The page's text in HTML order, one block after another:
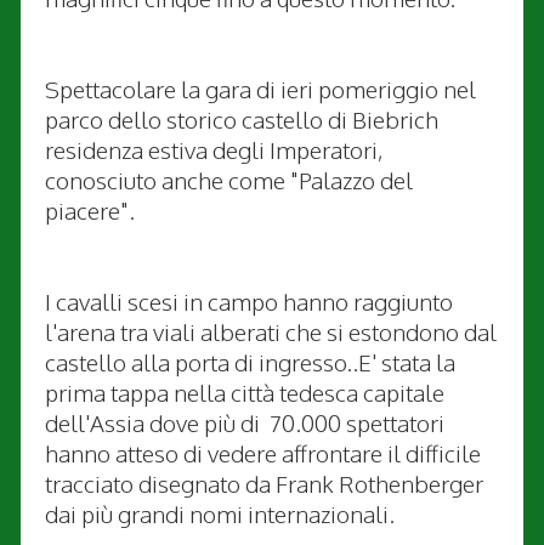
Spettacolare la gara di ieri pomeriggio nel
parco dello storico castello di Biebrich
residenza estiva degli Imperatori,
conosciuto anche come "Palazzo del
piacere".
I cavalli scesi in campo hanno raggiunto
l'arena tra viali alberati che si estondono dal
castello alla porta di ingresso..E' stata la
prima tappa nella città tedesca capitale
dell'Assia dove più di 70.000 spettatori
hanno atteso di vedere affrontare il difficile
tracciato disegnato da Frank Rothenberger
dai più grandi nomi internazionali.